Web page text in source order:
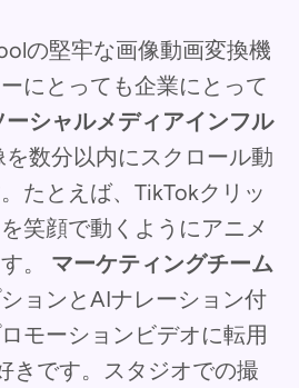
の堅牢な画像動画変換機
にとっても企業にとって
ーシャルメディアインフル
数分以内にスクロール動
たとえば、TikTokクリッ
笑顔で動くようにアニメ
。 マーケティングチーム
ョンとAIナレーション付
モーションビデオに転用
きです。スタジオでの撮